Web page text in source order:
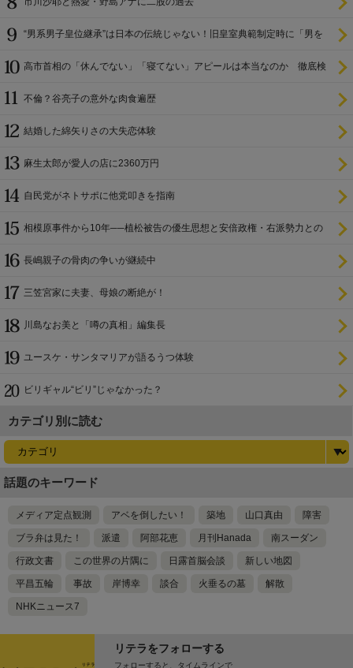
“男系男子皇位継承”は日本の伝統じゃない！旧皇室典範制定時に「男を
高市首相の「休んでない」「寝てない」アピールは本当なのか 徹底検
不倫？谷亮子の意外な肉食遍歴
結婚した綿矢りさの大失恋体験
麻生太郎が愛人の店に2360万円
自民党がネトサポに他党叩きを指南
相模原事件から10年──植松被告の優生思想と安倍政権・右派勢力との
長嶋親子の骨肉の争いが継続中
三笠宮家に夫妻、母娘の断絶が！
川島なお美と「噂の真相」編集長
ユースケ・サンタマリアが語るうつ体験
ビリギャル“ビリ”じゃなかった？
カテゴリ別に読む
話題のキーワード
メディア定点観測 アベを倒したい！ 築地 山口真由 障害
ブラ弁は見た！ 派遣 阿部花恵 月刊Hanada 南スーダン
行政文書 この世界の片隅に 日露首脳会談 新しい地図
平昌五輪 事故 岸博幸 談合 火垂るの墓 解散
NHKニュース7
リテラをフォローする
フォローすると、タイムラインで